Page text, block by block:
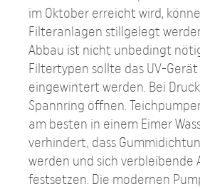
im Oktober erreicht wird,
Filteranlagen stillgelegt
Abbau ist nicht unbedingt
Filtertypen sollte das UV-
eingewintert werden. Bei
Spannring öffnen.
am besten in einem Eimer
verhindert, dass
werden und sich verbleibende
festsetzen. Die modernen